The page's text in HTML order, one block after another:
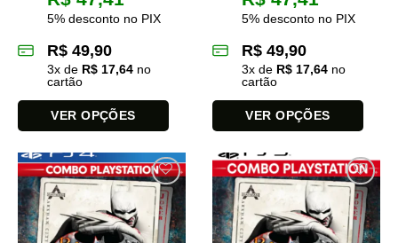
5% desconto no PIX
R$ 49,90
3x de R$ 17,64 no
cartão
VER OPÇÕES
produto
tem
várias
variantes.
As
5% desconto no PIX
R$ 49,90
3x de R$ 17,64 no
cartão
VER OPÇÕES
produto
tem
várias
variantes.
As